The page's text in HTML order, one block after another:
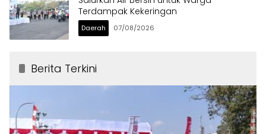
Terdampak Kekeringan
Daerah 07/08/2026
Berita Terkini